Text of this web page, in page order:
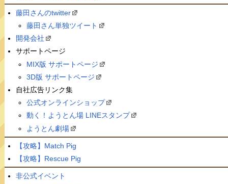
藤田さんのtwitter
藤田さん単独ツイート
開発会社
サポートページ
MIX版 サポートページ
3D版 サポートページ
自社広告リンク集
公式オンラインショップ
動く！ようとん場 LINEスタンプ
ようとん劇場
【攻略】Match Pig
【攻略】Rescue Pig
非公式イベント